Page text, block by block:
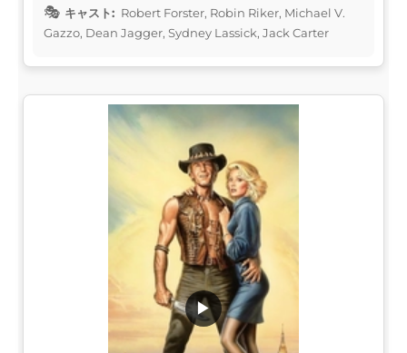
キャスト: Robert Forster, Robin Riker, Michael V.
Gazzo, Dean Jagger, Sydney Lassick, Jack Carter
▶